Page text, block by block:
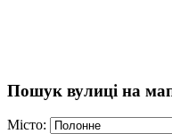
Пошук вулиці на
Місто: